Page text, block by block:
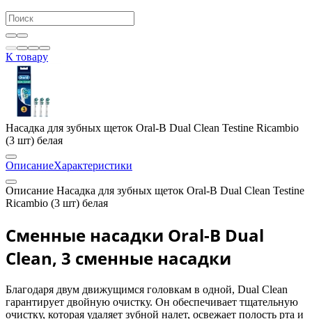
К товару
Насадка для зубных щеток Oral-B Dual Clean Testine Ricambio
(3 шт) белая
ОписаниеХарактеристики
Описание Насадка для зубных щеток Oral-B Dual Clean Testine
Ricambio (3 шт) белая
Сменные насадки Oral-B Dual
Clean, 3 сменные насадки
Благодаря двум движущимся головкам в одной, Dual Clean
гарантирует двойную очистку. Он обеспечивает тщательную
очистку, которая удаляет зубной налет, освежает полость рта и